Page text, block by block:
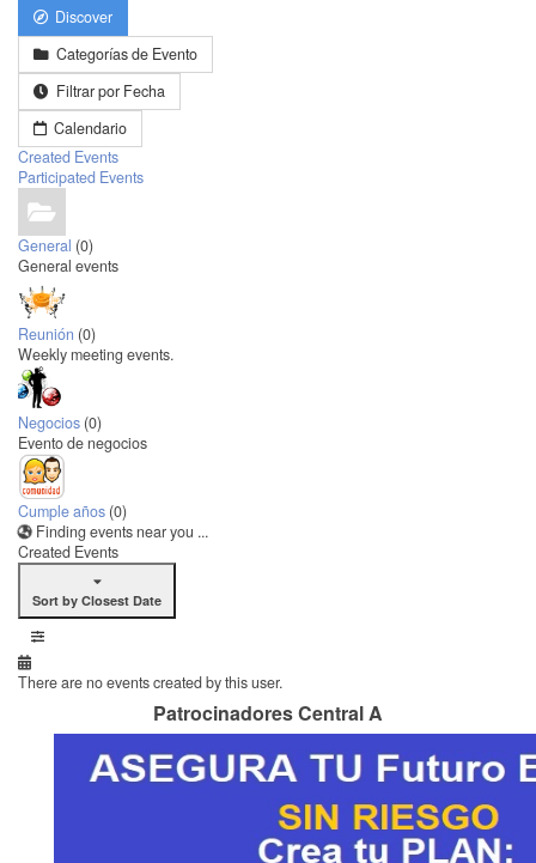
Discover
Categorías de Evento
Filtrar por Fecha
Calendario
Created Events
Participated Events
General (0)
General events
Reunión (0)
Weekly meeting events.
Negocios (0)
Evento de negocios
Cumple años (0)
Finding events near you ...
Created Events
Sort by Closest Date
There are no events created by this user.
Patrocinadores Central A